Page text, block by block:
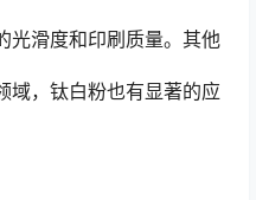
光滑度和印刷质量。其他
域，钛白粉也有显著的应